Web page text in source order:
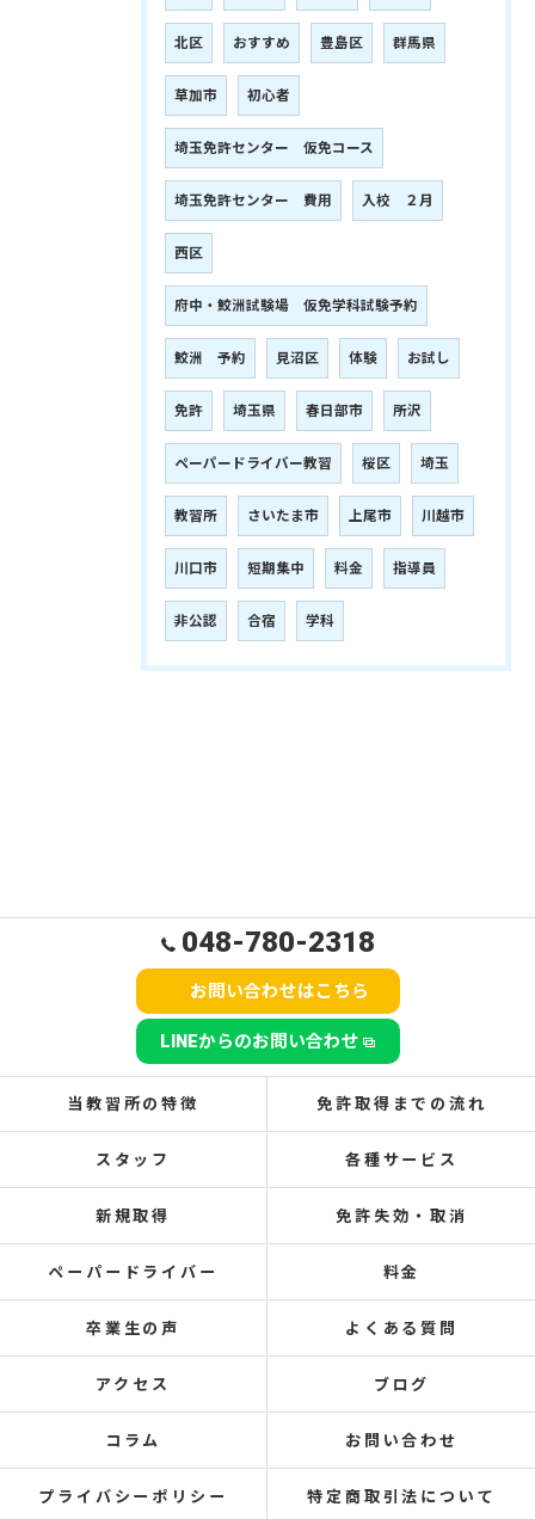
北区 おすすめ 豊島区 群馬県
草加市 初心者
埼玉免許センター 仮免コース
埼玉免許センター 費用 入校 ２月
西区
府中・鮫洲試験場 仮免学科試験予約
鮫洲 予約 見沼区 体験 お試し
免許 埼玉県 春日部市 所沢
ペーパードライバー教習 桜区 埼玉
教習所 さいたま市 上尾市 川越市
川口市 短期集中 料金 指導員
非公認 合宿 学科
048-780-2318
お問い合わせはこちら
LINEからのお問い合わせ
当教習所の特徴 免許取得までの流れ
スタッフ 各種サービス
新規取得 免許失効・取消
ペーパードライバー 料金
卒業生の声 よくある質問
アクセス ブログ
コラム お問い合わせ
プライバシーポリシー 特定商取引法について